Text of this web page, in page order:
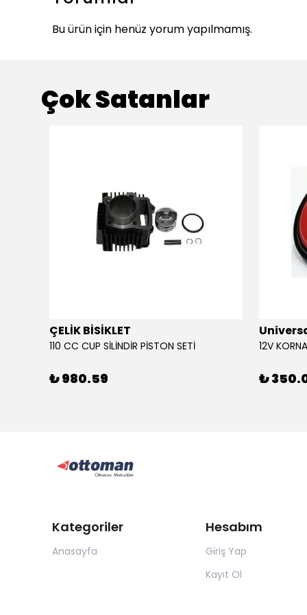
Bu ürün için henüz yorum yapılmamış.
Çok Satanlar
ÇELİK BİSİKLET
110 CC CUP SİLİNDİR PİSTON SETİ
₺ 980.59 ₺
Kategoriler
Anasayfa
Hesabım
Giriş Yap
Kayıt Ol